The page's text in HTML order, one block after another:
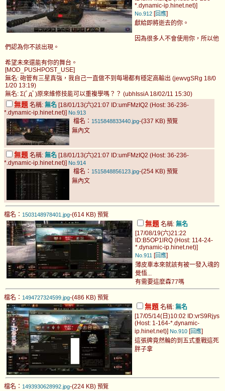
*.dynamic-ip.hinet.net)]
No.912 [回應]
獻給即將逝去的你。
因為很多人不會使用你，所以他
們認為你不該出現。
希望未來還能有你的舞台。
[MOD_PUSHPOST_USE]
無名: 砲管有三星真強，我自己一直做不到每場都有穩定高輸出 (jewvgSRg 18/0
1/20 13:19)
無名: Σ(ﾟдﾟ)原來維修技能可以重複學嗎？？ (ubhIssiA 18/02/11 15:30)
無題 名稱: 無名 [18/01/13(六)21:07 ID:umFMzIQ2 (Host: 36-236-
*.dynamic-ip.hinet.net)] No.913
檔名： 1515848833440.jpg-(337 KB) 預覽
無內文
無題 名稱: 無名 [18/01/13(六)21:07 ID:umFMzIQ2 (Host: 36-236-
*.dynamic-ip.hinet.net)] No.914
檔名： 1515848856123.jpg-(254 KB) 預覽
無內文
檔名： 1503148978401.jpg-(614 KB) 預覽
無題 名稱: 無名
[17/08/19(六)21:22
ID:B5OP1lRQ (Host: 114-24-
*.dynamic-ip.hinet.net)]
No.911 [ 回應]
薄皮車本來就該有被一發入魂的
覺悟...
有需要這麼森77嗎
檔名： 1494727324599.jpg-(486 KB) 預覽
無題 名稱: 無名
[17/05/14(日)10:02 ID:vrS9Rjys
(Host: 1-164-*.dynamic-
ip.hinet.net)] No.910 [ 回應]
這張牌竟然輪的到五式重戰這死
胖子拿
檔名： 1493930628992.jpg-(224 KB) 預覽